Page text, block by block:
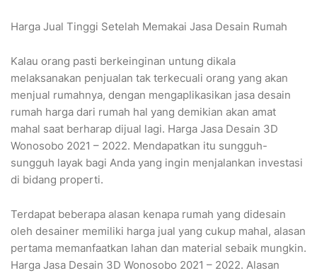
Harga Jual Tinggi Setelah Memakai Jasa Desain Rumah
Kalau orang pasti berkeinginan untung dikala
melaksanakan penjualan tak terkecuali orang yang akan
menjual rumahnya, dengan mengaplikasikan jasa desain
rumah harga dari rumah hal yang demikian akan amat
mahal saat berharap dijual lagi. Harga Jasa Desain 3D
Wonosobo 2021 – 2022. Mendapatkan itu sungguh-
sungguh layak bagi Anda yang ingin menjalankan investasi
di bidang properti.
Terdapat beberapa alasan kenapa rumah yang didesain
oleh desainer memiliki harga jual yang cukup mahal, alasan
pertama memanfaatkan lahan dan material sebaik mungkin.
Harga Jasa Desain 3D Wonosobo 2021 – 2022. Alasan